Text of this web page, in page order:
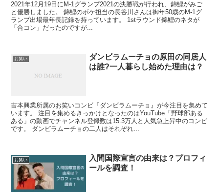
2021年12月19日にM-1グランプ2021の決勝戦が行われ、錦鯉がみご
と優勝しました。 錦鯉のボケ担当の長谷川さんは御年50歳のM-1グ
ランプ出場最年長記録を持っています。 1stラウンド錦鯉のネタが
「合コン」だったのですが...
お笑い
ダンビラムーチョの原田の同居人
は誰?一人暮らし始めた理由は？
吉本興業所属のお笑いコンビ『ダンビラムーチョ』が今注目を集めて
います。 注目を集めるきっかけとなったのはYouTube「野球部ある
ある」の動画でチャンネル登録数は15.3万人と人気急上昇中のコンビ
です。 ダンビラムーチョの二人はそれぞれ...
お笑い
入間国際宣言の由来は？プロフィ
ールを調査！